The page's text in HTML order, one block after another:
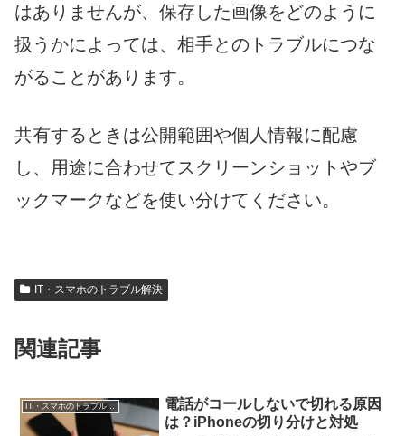
はありませんが、保存した画像をどのように
扱うかによっては、相手とのトラブルにつな
がることがあります。
共有するときは公開範囲や個人情報に配慮
し、用途に合わせてスクリーンショットやブ
ックマークなどを使い分けてください。
IT・スマホのトラブル解決
関連記事
IT・スマホのトラブル解決
電話がコールしないで切れる原因
は？iPhoneの切り分けと対処